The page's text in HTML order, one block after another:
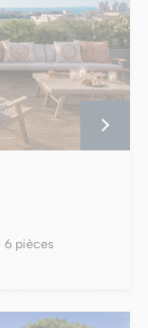
6 pièces